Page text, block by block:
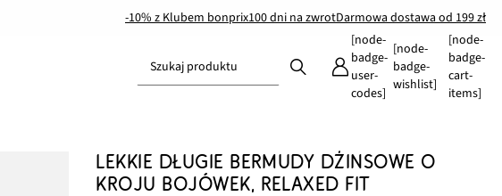
-10% z Klubem bonprix100 dni na zwrotDarmowa dostawa od 199 zł
Szukaj produktu
[node-
badge-
user-
codes]
[node-
badge-
wishlist]
[node-
badge-
cart-
items]
LEKKIE DŁUGIE BERMUDY DŻINSOWE O
KROJU BOJÓWEK, RELAXED FIT